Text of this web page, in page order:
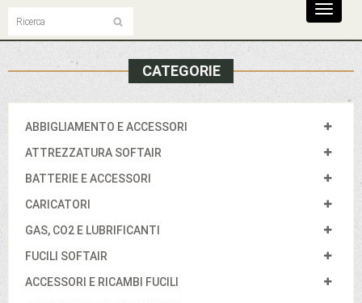
Toggle
CATEGORIE
ABBIGLIAMENTO E ACCESSORI
ATTREZZATURA SOFTAIR
BATTERIE E ACCESSORI
CARICATORI
GAS, CO2 E LUBRIFICANTI
FUCILI SOFTAIR
ACCESSORI E RICAMBI FUCILI